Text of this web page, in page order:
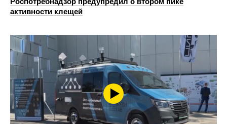
активности клещей